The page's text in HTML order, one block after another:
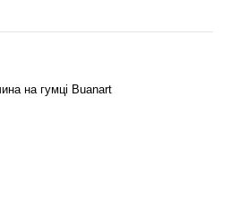
на гумці Buanart